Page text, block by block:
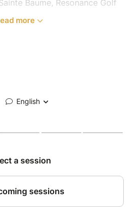
Baume, Resonance Golf
unique d’un site
pour vous détendre, vous
Venez vivre une expérience
découverte et bien-être.
more